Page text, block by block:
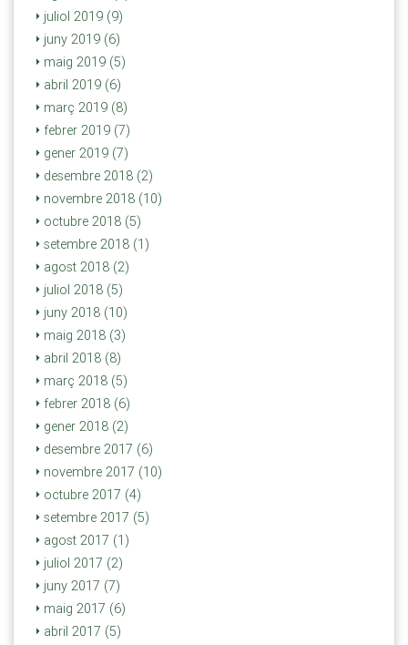
juliol 2019 (9)
juny 2019 (6)
maig 2019 (5)
abril 2019 (6)
març 2019 (8)
febrer 2019 (7)
gener 2019 (7)
desembre 2018 (2)
novembre 2018 (10)
octubre 2018 (5)
setembre 2018 (1)
agost 2018 (2)
juliol 2018 (5)
juny 2018 (10)
maig 2018 (3)
abril 2018 (8)
març 2018 (5)
febrer 2018 (6)
gener 2018 (2)
desembre 2017 (6)
novembre 2017 (10)
octubre 2017 (4)
setembre 2017 (5)
agost 2017 (1)
juliol 2017 (2)
juny 2017 (7)
maig 2017 (6)
abril 2017 (5)